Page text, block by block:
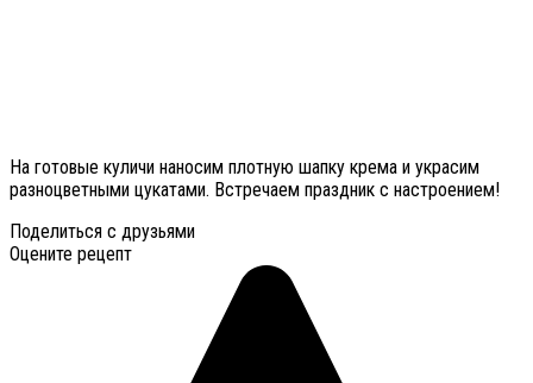
На готовые куличи наносим плотную шапку крема и украсим
разноцветными цукатами. Встречаем праздник с настроением!
Поделиться с друзьями
Оцените рецепт